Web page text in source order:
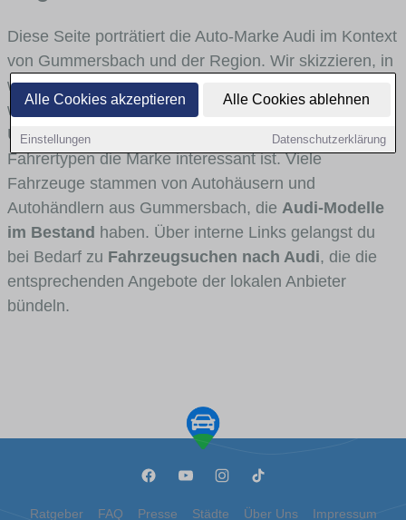
Alle Cookies akzeptieren Alle Cookies ablehnen
Einstellungen Datenschutzerklärung
Diese Seite porträtiert die Auto-Marke Audi im Kontext
von Gummersbach und der Region. Wir skizzieren, in
welchen Fahrzeugklassen Audi stark vertreten ist,
welche Modellreihen häufig im Stadt- und
Umlandverkehr zu sehen sind und für welche
Fahrertypen die Marke interessant ist. Viele
Fahrzeuge stammen von Autohäusern und
Autohändlern aus Gummersbach, die Audi-Modelle
im Bestand haben. Über interne Links gelangst du
bei Bedarf zu Fahrzeugsuchen nach Audi, die die
entsprechenden Angebote der lokalen Anbieter
bündeln.
Ratgeber FAQ Presse Städte Über Uns Impressum